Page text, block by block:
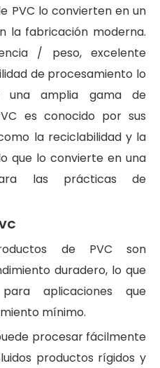
PVC lo convierten en un
la fabricación moderna.
/ peso, excelente
de procesamiento lo
una amplia gama de
es conocido por sus
la reciclabilidad y la
que lo convierte en una
las prácticas de
de PVC son
duradero, lo que
aplicaciones que
mínimo.
procesar fácilmente
productos rígidos y